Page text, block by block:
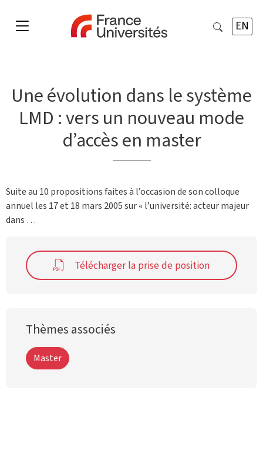
EN
Une évolution dans le système
LMD : vers un nouveau mode
d’accès en master
Suite au 10 propositions faites à l’occasion de son colloque
annuel les 17 et 18 mars 2005 sur « l’université: acteur majeur
dans …
Télécharger la prise de position
Thèmes associés
Master